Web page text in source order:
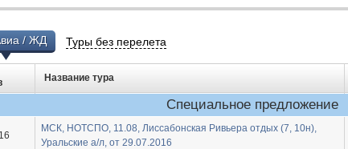
/ ЖД Туры без перелета
Название тура
Специальное предложение
МСК, HOTСПО, 11.08, Лиссабонская Ривьера отдых (7, 10н),
Уральские а/л, от 29.07.2016